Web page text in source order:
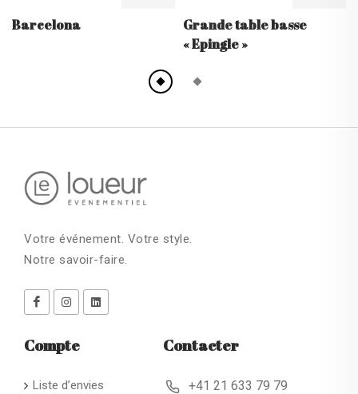
Barcelona
Grande table basse
« Epingle »
Votre événement. Votre style.
Notre savoir-faire.
Compte
Liste d’envies
Contacter
+41 21 633 79 79